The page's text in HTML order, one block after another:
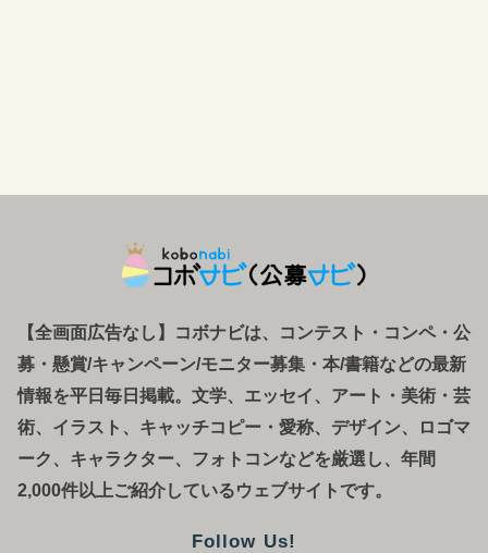
【全画面広告なし】コボナビは、コンテスト・コンペ・ 公
募 ・ 懸賞/キャンペーン/モニター募集・本/書籍などの最新
情報を平日毎日掲載。文学、エッセイ、アート・美術・芸
術、イラスト、キャッチコピー・愛称、デザイン、ロゴマ
ーク、キャラクター、フォトコンなどを厳選し、年間
2,000件以上ご紹介しているウェブサイトです。
Follow Us!